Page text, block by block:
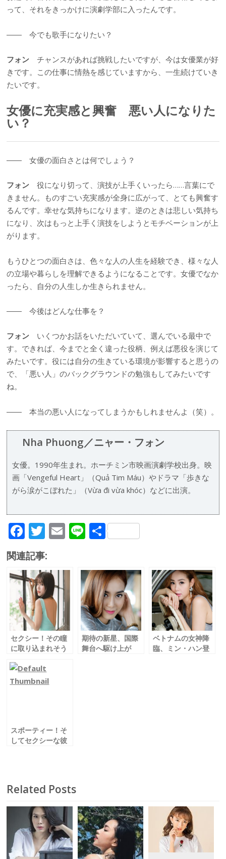
って、それをきっかけに演劇学部に入ったんです。
―― 今でも歌手になりたい？
フォン チャンスがあれば挑戦したいですが、今は女優業が好
きです。この仕事に情熱を感じていますから、一生続けていき
たいです。
女優に充実感と興奮 悪い人になりた
い？
―― 女優の面白さとは何でしょう？
フォン 役になり切って、演技が上手くいったら……言葉にで
きません。ものすごい充実感が全身に広がって、とても興奮す
るんです。幸せな気持ちになります。逆のときは悲しい気持ち
になり、次はもっと上手く演技をしようとモチベーションが上
がります。
もうひとつの面白さは、色々な人の人生を経験でき、様々な人
の立場や暮らしを理解できるようになることです。女優でなか
ったら、自分の人生しか生きられません。
―― 今後はどんな仕事を？
フォン いくつかお話をいただいていて、選んでいる最中で
す。できれば、今までと全く違った役柄、例えば悪役を演じて
みたいです。役には自分の生きている環境が影響すると思うの
で、「悪い人」のバックグラウンドの勉強もしてみたいです
ね。
―― 本当の悪い人になってしまうかもしれませんよ（笑）。
Nha Phuong／ニャー・フォン
女優。1990年生まれ。ホーチミン市映画演劇学校出身。映
画「Vengeful Heart」（Quả Tim Máu）やドラマ「歩きな
がら涙がこぼれた」（Vừa đi vừa khóc）などに出演。
F
ac
e
b
o
o
k
T
itt
er
E Li 共
関連記事:
セクシー！その瞳
に取り込まれそう
タン
期待の新星、国際
舞台へ駆け上が
ベトナムの女神降
臨、ミン・ハン登
スポーティー！そ
してセクシーな彼
Related Posts